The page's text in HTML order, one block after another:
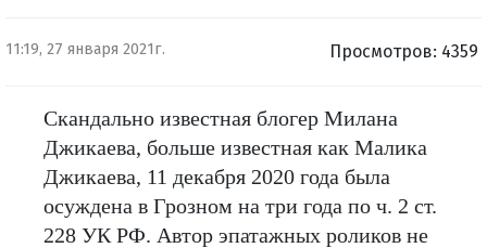
11:19, 27 января 2021г. Просмотров: 4359
Скандально известная блогер Милана
Джикаева, больше известная как Малика
Джикаева, 11 декабря 2020 года была
осуждена в Грозном на три года по ч. 2 ст.
228 УК РФ. Автор эпатажных роликов не